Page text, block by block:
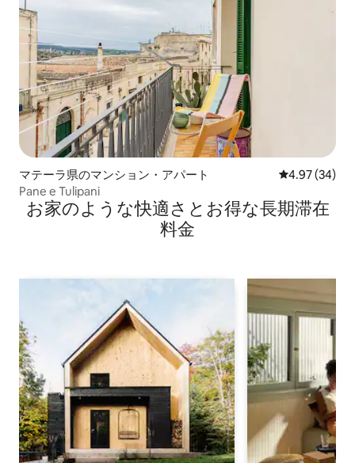
マテーラ県のマンション・アパート レビュー34
4.97 (34)
Pane e Tulipani
お家のような快⁠適⁠さ⁠とお⁠得⁠な長⁠期⁠滞⁠在
料⁠金